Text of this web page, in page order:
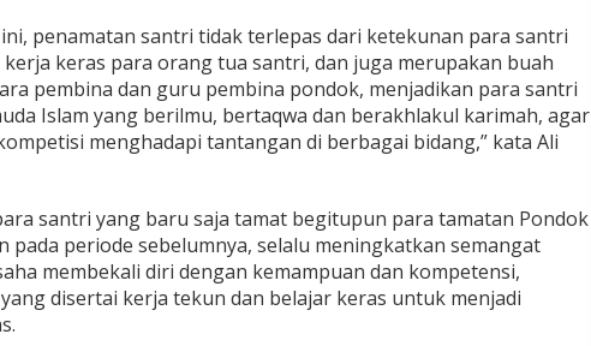
ini, penamatan santri tidak terlepas dari ketekunan para santri
keras para orang tua santri, dan juga merupakan buah
pembina dan guru pembina pondok, menjadikan para santri
Islam yang berilmu, bertaqwa dan berakhlakul karimah, agar
menghadapi tantangan di berbagai bidang,” kata Ali
santri yang baru saja tamat begitupun para tamatan Pondok
pada periode sebelumnya, selalu meningkatkan semangat
membekali diri dengan kemampuan dan kompetensi,
disertai kerja tekun dan belajar keras untuk menjadi